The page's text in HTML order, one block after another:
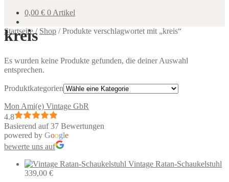
0,00 € 0 Artikel
Startseite / Shop /Produkte verschlagwortet mit „kreis“
kreis
Es wurden keine Produkte gefunden, die deiner Auswahl
entsprechen.
Produktkategorien
Mon Ami(e) Vintage GbR
4.8
Basierend auf 37 Bewertungen
powered by Google
bewerte uns auf
Vintage Ratan-Schaukelstuhl
339,00 €